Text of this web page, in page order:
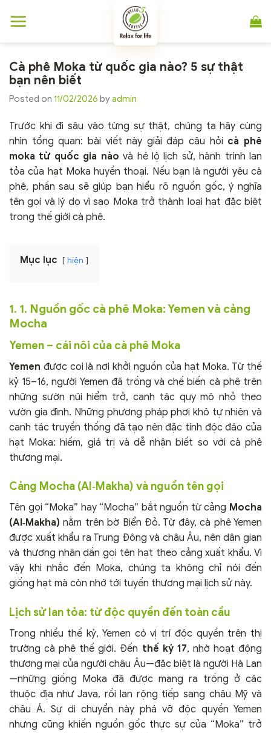
đến
Cà phê Moka từ quốc gia nào? 5 sự thật
bạn nên biết
Posted on 11/02/2026 byadmin
Trước khi đi sâu vào từng sự thật, chúng ta hãy cùng
nhìn tổng quan: bài viết này giải đáp câu hỏi cà phê
moka từ quốc gia nào và hé lộ lịch sử, hành trình lan
tỏa của hạt Moka huyền thoại. Nếu bạn là người yêu cà
phê, phần sau sẽ giúp bạn hiểu rõ nguồn gốc, ý nghĩa
tên gọi và lý do vì sao Moka trở thành loại hạt đặc biệt
trong thế giới cà phê.
Mục lục hiện
1. 1. Nguồn gốc cà phê Moka: Yemen và cảng
Mocha
Yemen – cái nôi của cà phê Moka
Yemen được coi là nơi khởi nguồn của hạt Moka. Từ thế
kỷ 15–16, người Yemen đã trồng và chế biến cà phê trên
những sườn núi hiểm trở, canh tác quy mô nhỏ theo
vườn gia đình. Những phương pháp phơi khô tự nhiên và
canh tác truyền thống đã tạo nên đặc tính độc đáo của
hạt Moka: hiếm, giá trị và dễ nhận biết so với cà phê
thương mại.
Cảng Mocha (Al‑Makha) và nguồn tên gọi
Tên gọi “Moka” hay “Mocha” bắt nguồn từ cảng Mocha
(Al‑Makha) nằm trên bờ Biển Đỏ. Từ đây, cà phê Yemen
được xuất khẩu ra Trung Đông và châu Âu, nên dân gian
và thương nhân dần gọi tên hạt theo cảng xuất khẩu. Vì
vậy khi nhắc đến Moka, chúng ta không chỉ nói đến
giống hạt mà còn nhớ tới tuyến thương mại lịch sử này.
Lịch sử lan tỏa: từ độc quyền đến toàn cầu
Trong nhiều thế kỷ, Yemen có vị trí độc quyền trên thị
trường cà phê thế giới. Đến thế kỷ 17, nhờ hoạt động
thương mại của người châu Âu—đặc biệt là người Hà Lan
—những giống Moka đã được mang ra trồng ở các
thuộc địa như Java, rồi lan rộng tiếp sang châu Mỹ và
châu Á. Sự di chuyển này phá vỡ độc quyền Yemen
nhưng cũng khiến nguồn gốc thực sự của “Moka” trở